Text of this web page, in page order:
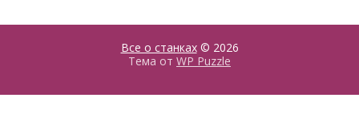
Все о станках© 2026
Тема от WP Puzzle